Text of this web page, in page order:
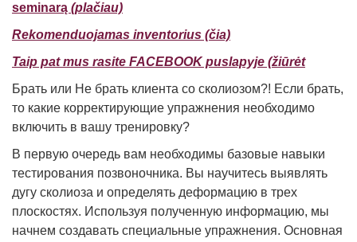
seminarą (plačiau)
Rekomenduojamas inventorius (čia)
Taip pat mus rasite FACEBOOK puslapyje (žiūrėt
Брать или Не брать клиента со сколиозом?! Если брать,
то какие корректирующие упражнения необходимо
включить в вашу тренировку?
В первую очередь вам необходимы базовые навыки
тестирования позвоночника. Вы научитесь выявлять
дугу сколиоза и определять деформацию в трех
плоскостях. Используя полученную информацию, мы
начнем создавать специальные упражнения. Основная